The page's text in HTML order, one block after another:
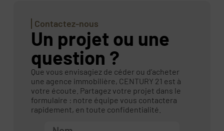
Contactez-nous
Un projet ou une
question ?
Que vous envisagiez de céder ou d’acheter
une agence immobilière, CENTURY 21 est à
votre écoute. Partagez votre projet dans le
formulaire : notre équipe vous contactera
rapidement, en toute confidentialité.